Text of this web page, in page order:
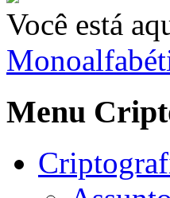
Você está
Menu